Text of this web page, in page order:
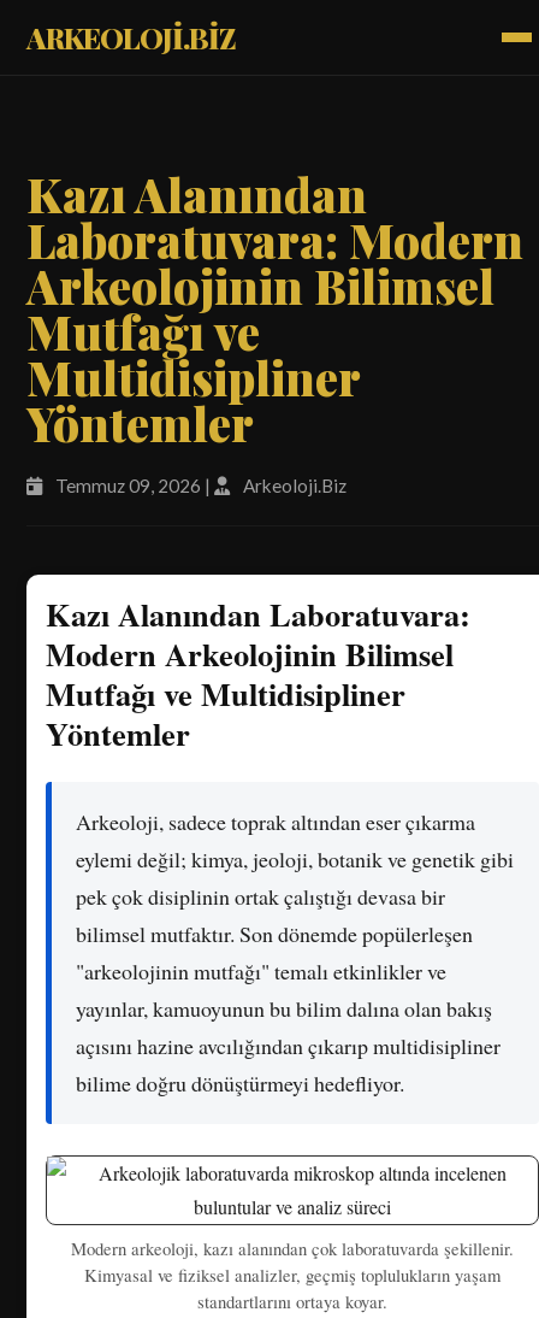
ARKEOLOJİ.BİZ
Kazı Alanından
Laboratuvara: Modern
Arkeolojinin Bilimsel
Mutfağı ve
Multidisipliner
Yöntemler
Temmuz 09, 2026 | Arkeoloji.Biz
Kazı Alanından Laboratuvara:
Modern Arkeolojinin Bilimsel
Mutfağı ve Multidisipliner
Yöntemler
Arkeoloji, sadece toprak altından eser çıkarma
eylemi değil; kimya, jeoloji, botanik ve genetik gibi
pek çok disiplinin ortak çalıştığı devasa bir
bilimsel mutfaktır. Son dönemde popülerleşen
"arkeolojinin mutfağı" temalı etkinlikler ve
yayınlar, kamuoyunun bu bilim dalına olan bakış
açısını hazine avcılığından çıkarıp multidisipliner
bilime doğru dönüştürmeyi hedefliyor.
Modern arkeoloji, kazı alanından çok laboratuvarda şekillenir.
Kimyasal ve fiziksel analizler, geçmiş toplulukların yaşam
standartlarını ortaya koyar.